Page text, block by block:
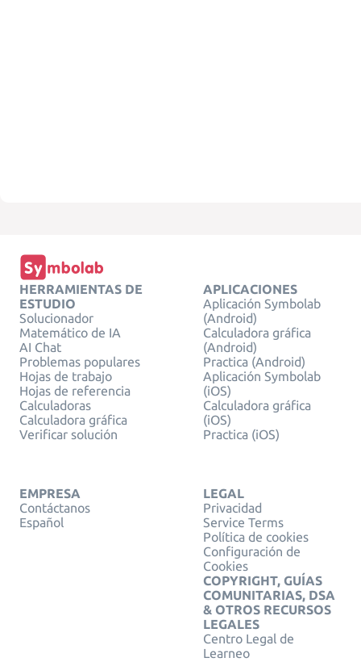
HERRAMIENTAS DE
ESTUDIO
Solucionador
Matemático de IA
AI Chat
Problemas populares
Hojas de trabajo
Hojas de referencia
Calculadoras
Calculadora gráfica
Verificar solución
APLICACIONES
Aplicación Symbolab
(Android)
Calculadora gráfica
(Android)
Practica (Android)
Aplicación Symbolab
(iOS)
Calculadora gráfica
(iOS)
Practica (iOS)
EMPRESA
Contáctanos
Español
LEGAL
Privacidad
Service Terms
Política de cookies
Configuración de
Cookies
COPYRIGHT, GUÍAS
COMUNITARIAS, DSA
& OTROS RECURSOS
LEGALES
Centro Legal de
Learneo